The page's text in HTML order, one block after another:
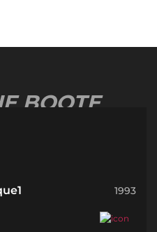
BOOTE
1993